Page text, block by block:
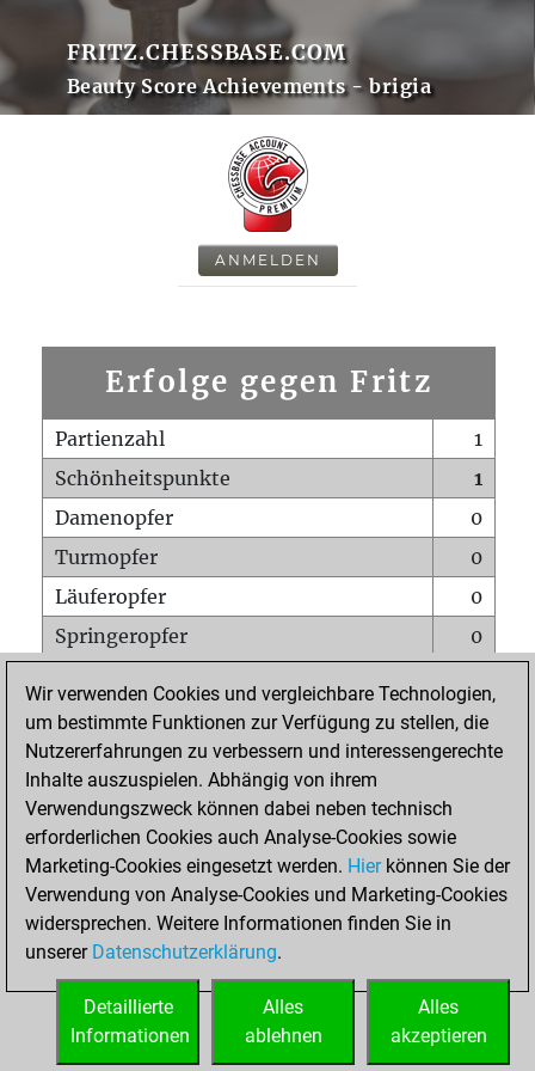
FRITZ.CHESSBASE.COM
Beauty Score Achievements - brigia
ANMELDEN
Erfolge gegen Fritz
Partienzahl
1
Schönheitspunkte
1
Damenopfer
0
Turmopfer
0
Läuferopfer
0
Springeropfer
0
Matt auf vollem Brett
0
Bauer setzt Matt
0
Erstickte Matts
Unterverwandlungen
Türme auf der siebten
0
STARTSEITE
Wir verwenden Cookies und vergleichbare Technologien,
um bestimmte Funktionen zur Verfügung zu stellen, die
Nutzererfahrungen zu verbessern und interessengerechte
Inhalte auszuspielen. Abhängig von ihrem
Verwendungszweck können dabei neben technisch
erforderlichen Cookies auch Analyse-Cookies sowie
Marketing-Cookies eingesetzt werden. Hierkönnen Sie der
Verwendung von Analyse-Cookies und Marketing-Cookies
widersprechen. Weitere Informationen finden Sie in
unserer Datenschutzerklärung.
Alles
akzeptieren
Alles
ablehnen
Detaillierte
Informationen